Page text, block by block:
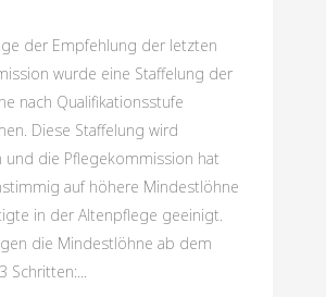
der Empfehlung der letzten
wurde eine Staffelung der
nach Qualifikationsstufe
Diese Staffelung wird
und die Pflegekommission hat
auf höhere Mindestlöhne
in der Altenpflege geeinigt.
die Mindestlöhne ab dem
Schritten:...